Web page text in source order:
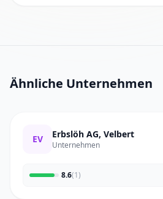
Ähnliche Unternehmen
EV Erbslöh AG, Velbert
Unternehmen
8.6(1)